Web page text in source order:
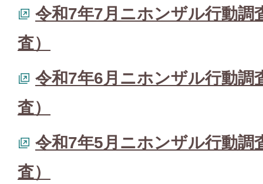
令和7年7月ニホンザル行動調
査）
令和7年6月ニホンザル行動調
査）
令和7年5月ニホンザル行動調
査）